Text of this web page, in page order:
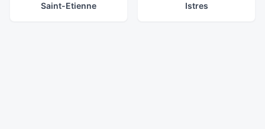
Saint-Etienne Istres